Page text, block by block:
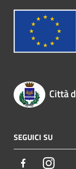
Città
SEGUICI SU
Facebook